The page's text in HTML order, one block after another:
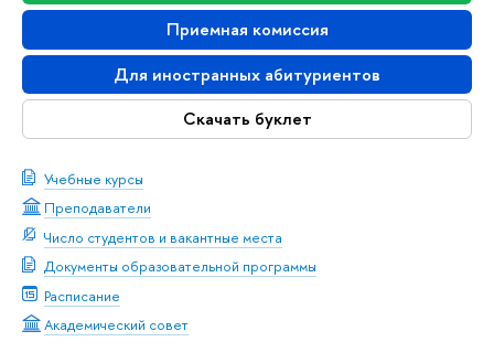
Приемная комиссия
Для иностранных абитуриентов
Скачать буклет
Учебные курсы
Преподаватели
Число студентов и вакантные места
Документы образовательной программы
Расписание
Академический совет